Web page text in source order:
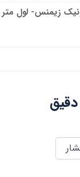
زیمنس- لول متر
دقیق